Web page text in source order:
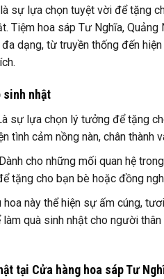
sự lựa chọn tuyệt vời để tặng
Tiệm hoa sáp Tư Nghĩa, Quảng
dạng, từ truyền thống đến
sinh nhật
sự lựa chọn lý tưởng để tặng
tình cảm nồng nàn, chân thành
cho những mối quan hệ
tặng cho bạn bè hoặc đồng
hoa này thể hiện sự ấm cúng,
quà sinh nhật cho người
tại Cửa hàng hoa sáp Tư